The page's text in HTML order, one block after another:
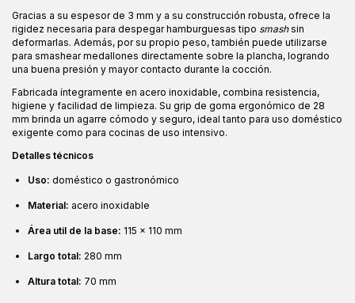
Gracias a su espesor de 3 mm y a su construcción robusta, ofrece la
rigidez necesaria para despegar hamburguesas tipo smashsin
deformarlas. Además, por su propio peso, también puede utilizarse
para smashear medallones directamente sobre la plancha, logrando
una buena presión y mayor contacto durante la cocción.
Fabricada íntegramente en acero inoxidable, combina resistencia,
higiene y facilidad de limpieza. Su grip de goma ergonómico de 28
mm brinda un agarre cómodo y seguro, ideal tanto para uso doméstico
exigente como para cocinas de uso intensivo.
Detalles técnicos
Uso: doméstico o gastronómico
Material: acero inoxidable
Área util de la base: 115 x 110 mm
Largo total: 280 mm
Altura total: 70 mm